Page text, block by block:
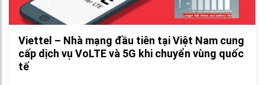
Viettel – Nhà mạng đầu tiên tại Việt Nam cung
cấp dịch vụ VoLTE và 5G khi chuyển vùng quốc
tế